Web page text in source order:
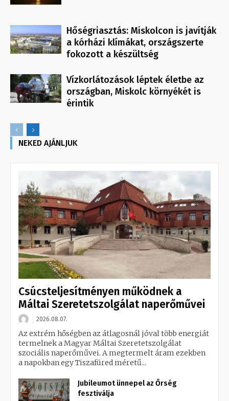
Hőségriasztás: Miskolcon is javítják
a kórházi klímákat, országszerte
fokozott a készültség
Vízkorlátozások léptek életbe az
országban, Miskolc környékét is
érintik
NEKED AJÁNLJUK
Csúcsteljesítményen működnek a
Máltai Szeretetszolgálat naperőművei
2026.08.07.
Az extrém hőségben az átlagosnál jóval több energiát
termelnek a Magyar Máltai Szeretetszolgálat
szociális naperőművei. A megtermelt áram ezekben
a napokban egy Tiszafüred méretű...
Jubileumot ünnepel az Őrség
fesztiválja